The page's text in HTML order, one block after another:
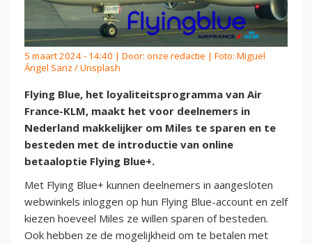
5 maart 2024 - 14:40 | Door: onze redactie | Foto: Miguel
Ángel Sanz / Unsplash
Flying Blue, het loyaliteitsprogramma van Air
France-KLM, maakt het voor deelnemers in
Nederland makkelijker om Miles te sparen en te
besteden met de introductie van online
betaaloptie Flying Blue+.
Met Flying Blue+ kunnen deelnemers in aangesloten
webwinkels inloggen op hun Flying Blue-account en zelf
kiezen hoeveel Miles ze willen sparen of besteden.
Ook hebben ze de mogelijkheid om te betalen met